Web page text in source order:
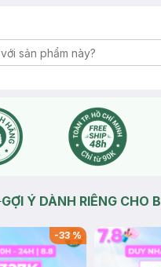
GỢI Ý DÀNH RIÊNG CHO
-33%